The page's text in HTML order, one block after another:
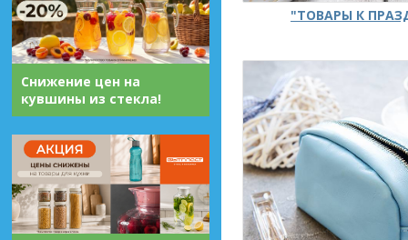
Снижение цен на
кувшины из стекла!
"ТОВАРЫ К